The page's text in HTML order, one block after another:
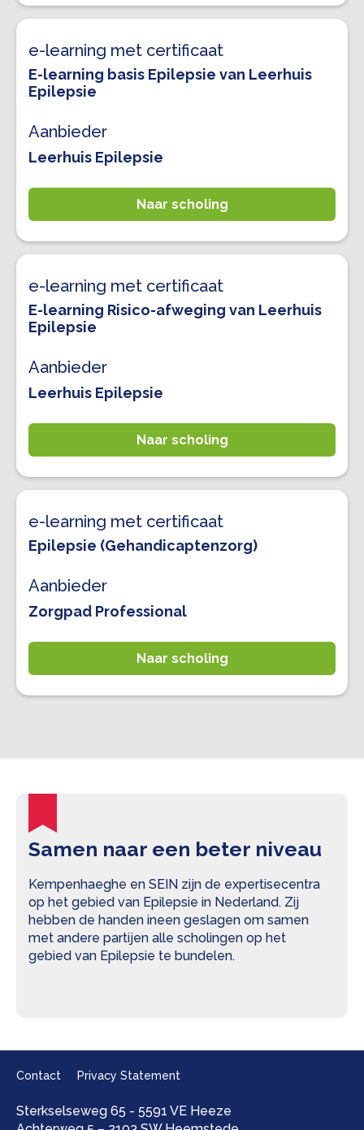
e-learning met certificaat
E-learning basis Epilepsie van Leerhuis
Epilepsie
Aanbieder
Leerhuis Epilepsie
Naar scholing
e-learning met certificaat
E-learning Risico-afweging van Leerhuis
Epilepsie
Aanbieder
Leerhuis Epilepsie
Naar scholing
e-learning met certificaat
Epilepsie (Gehandicaptenzorg)
Aanbieder
Zorgpad Professional
Naar scholing
Samen naar een beter niveau
Kempenhaeghe en SEIN zijn de expertisecentra
op het gebied van Epilepsie in Nederland. Zij
hebben de handen ineen geslagen om samen
met andere partijen alle scholingen op het
gebied van Epilepsie te bundelen.
Contact Privacy Statement
Sterkselseweg 65 - 5591 VE Heeze